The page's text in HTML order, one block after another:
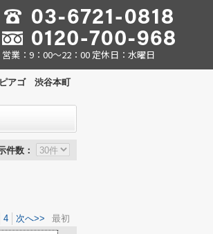
営業：9：00～22：00 定休日：水曜日
アゴ 渋谷本町
件数：
4 次へ>> 最初